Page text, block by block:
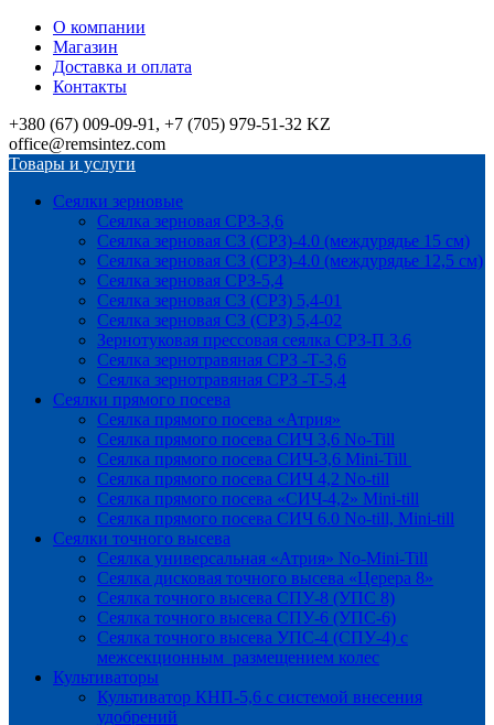
О компании
Магазин
Доставка и оплата
Контакты
+380 (67) 009-09-91, +7 (705) 979-51-32 KZ
office@remsintez.com
Товары и услуги
Сеялки зерновые
Сеялка зерновая СРЗ-3,6
Сеялка зерновая СЗ (СРЗ)-4.0 (междурядье 15 см)
Сеялка зерновая СЗ (СРЗ)-4.0 (междурядье 12,5 см)
Сеялка зерновая СРЗ-5,4
Сеялка зерновая СЗ (СРЗ) 5,4-01
Сеялка зерновая СЗ (СРЗ) 5,4-02
Зернотуковая прессовая сеялка СРЗ-П 3.6
Сеялка зернотравяная СРЗ -Т-3,6
Сеялка зернотравяная СРЗ -Т-5,4
Сеялки прямого посева
Сеялка прямого посева «Атрия»
Сеялка прямого посева СИЧ 3,6 No-Till
Сеялка прямого посева СИЧ-3,6 Mini-Till
Сеялка прямого посева СИЧ 4,2 No-till
Сеялка прямого посева «СИЧ-4,2» Mini-till
Сеялка прямого посева СИЧ 6.0 No-till, Mini-till
Сеялки точного высева
Сеялка универсальная «Атрия» No-Mini-Till
Сеялка дисковая точного высева «Церера 8»
Сеялка точного высева СПУ-8 (УПС 8)
Сеялка точного высева СПУ-6 (УПС-6)
Сеялка точного высева УПС-4 (СПУ-4) с
межсекционным размещением колес
Культиваторы
Культиватор КНП-5,6 с системой внесения
удобрений